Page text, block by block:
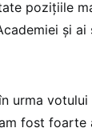
pozițiile
și ai
urma votului
fost foarte